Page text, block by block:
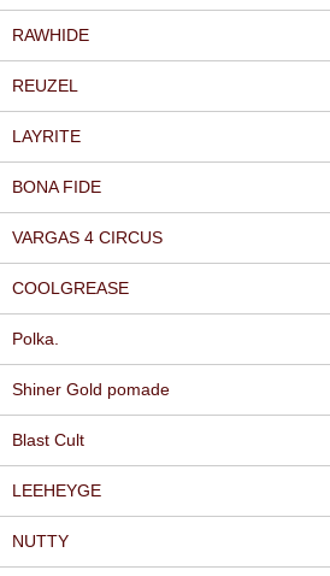
RAWHIDE
REUZEL
LAYRITE
BONA FIDE
VARGAS 4 CIRCUS
COOLGREASE
Polka.
Shiner Gold pomade
Blast Cult
LEEHEYGE
NUTTY